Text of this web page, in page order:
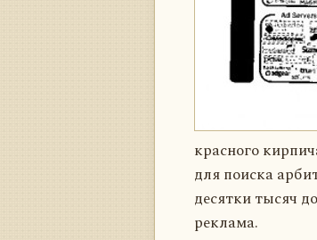
красного
для поиска
десятки тысяч
реклама.